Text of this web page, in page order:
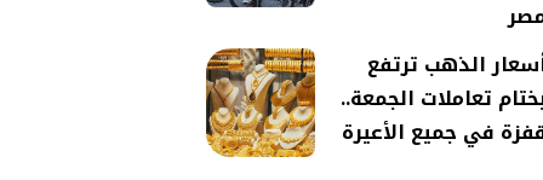
الذهب ترتفع
تعاملات الجمعة..
في جميع الأعيرة